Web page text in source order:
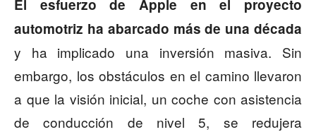
El esfuerzo de Apple en el proyecto
automotriz ha abarcado más de una década
y ha implicado una inversión masiva. Sin
embargo, los obstáculos en el camino llevaron
a que la visión inicial, un coche con asistencia
de conducción de nivel 5, se redujera